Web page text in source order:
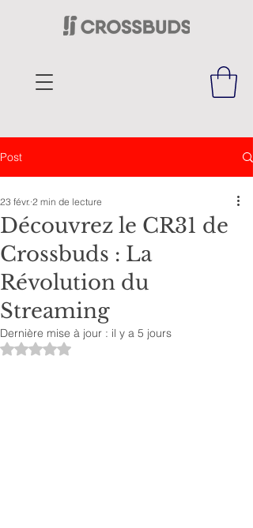
Post
Découvrez le CR31 de
Crossbuds : La
Révolution du
Streaming
23 févr. 2 min de lecture
Dernière mise à jour : il y a 5 jours
Noté NaN étoiles sur 5.